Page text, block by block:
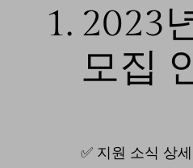
1. 2023
모집
✅ 지원 소식 상